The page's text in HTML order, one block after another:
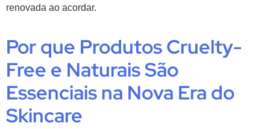
renovada ao acordar.
Por que Produtos Cruelty-
Free e Naturais São
Essenciais na Nova Era do
Skincare